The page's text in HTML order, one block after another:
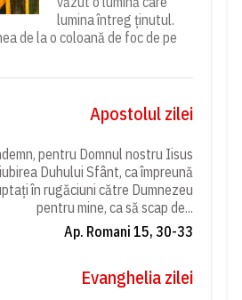
lumina întreg ținutul.
de la o coloană de foc de pe
Apostolul zilei
pentru Domnul nostru Iisus
Duhului Sfânt, ca împreună
în rugăciuni către Dumnezeu
pentru mine, ca să scap de...
Ap. Romani 15, 30-33
Evanghelia zilei